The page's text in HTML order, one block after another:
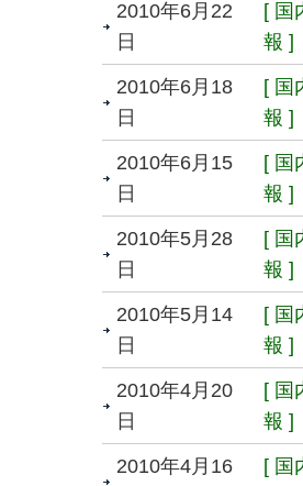
2010年6月22
日
[ 国
報 ]
2010年6月18
日
[ 国
報 ]
2010年6月15
日
[ 国
報 ]
2010年5月28
日
[ 国
報 ]
2010年5月14
日
[ 国
報 ]
2010年4月20
日
[ 国
報 ]
2010年4月16
[ 国